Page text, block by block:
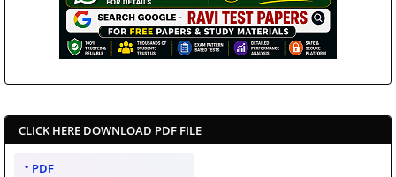
CLICK HERE DOWNLOAD PDF FILE
PDF